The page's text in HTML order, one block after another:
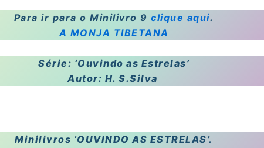
Para ir para o Minilivro 9clique aqui.
A MONJA TIBETANA
Série: ‘Ouvindo as Estrelas’
Autor: H. S.Silva
Minilivros ‘OUVINDO AS ESTRELAS’.